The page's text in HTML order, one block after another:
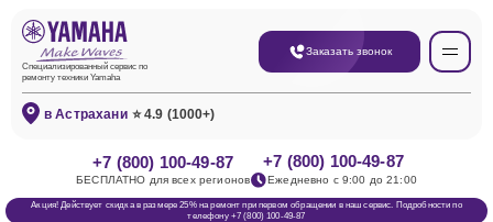
Специализированный сервис по
ремонту техники Yamaha
Заказать звонок
в Астрахани ⭐ 4.9 (1000+)
+7 (800) 100-49-87
БЕСПЛАТНО для всех регионов
+7 (800) 100-49-87
Ежедневно с 9:00 до 21:00
Акция! Действует скидка в размере 25% на ремонт при первом обращении в наш сервис. Подробности по
телефону +7 (800) 100-49-87